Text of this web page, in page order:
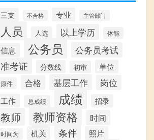
三支 不合格 专业 主管部门
人员 人选 以上学历 体能
信息 公务员 公务员考试
准考证 分数线 初审 单位
原件 合格 基层工作 岗位
工作 总成绩 成绩 招录
教师 教师资格 时间
时间为 机关 条件 照片